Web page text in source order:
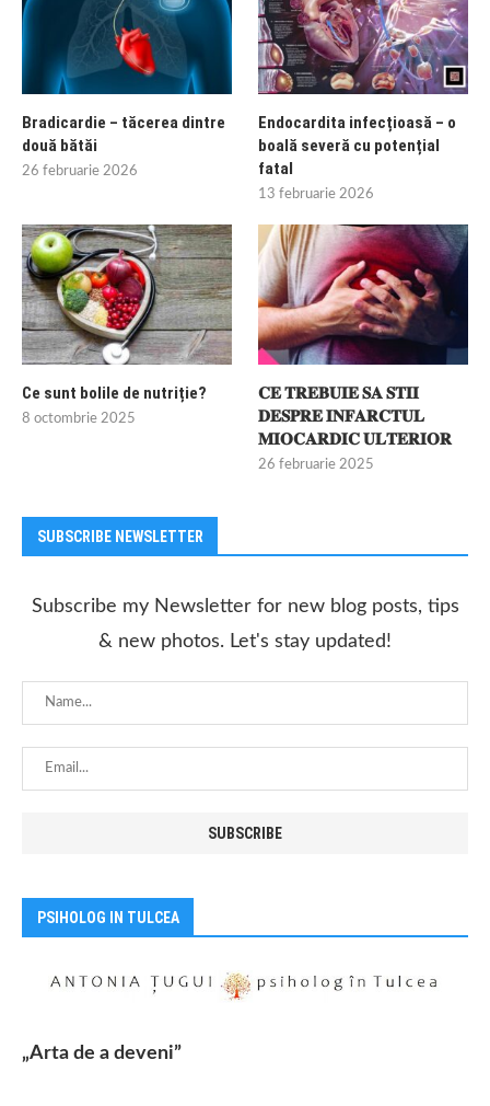
Bradicardie – tăcerea dintre
două bătăi
26 februarie 2026
Endocardita infecțioasă – o
boală severă cu potențial
fatal
13 februarie 2026
Ce sunt bolile de nutriție?
8 octombrie 2025
𝐂𝐄 𝐓𝐑𝐄𝐁𝐔𝐈𝐄 𝐒𝐀 𝐒𝐓𝐈𝐈
𝐃𝐄𝐒𝐏𝐑𝐄 𝐈𝐍𝐅𝐀𝐑𝐂𝐓𝐔𝐋
𝐌𝐈𝐎𝐂𝐀𝐑𝐃𝐈𝐂 𝐔𝐋𝐓𝐄𝐑𝐈𝐎𝐑
26 februarie 2025
SUBSCRIBE NEWSLETTER
Subscribe my Newsletter for new blog posts, tips
& new photos. Let's stay updated!
PSIHOLOG IN TULCEA
„Arta de a deveni”